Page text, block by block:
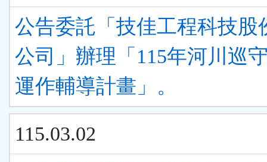
公告委託「技佳工程科技股
公司」辦理「115年河川巡
運作輔導計畫」。
115.03.02